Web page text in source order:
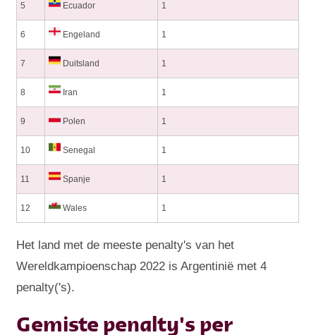
5 Ecuador 1
6 Engeland 1
7 Duitsland 1
8 Iran 1
9 Polen 1
10 Senegal 1
11 Spanje 1
12 Wales 1
Het land met de meeste penalty's van het
Wereldkampioenschap 2022 is Argentinië met 4
penalty('s).
Gemiste penalty's per